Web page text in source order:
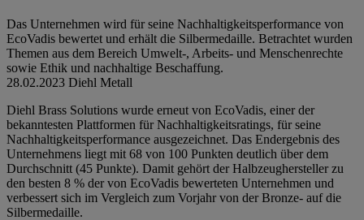
Das Unternehmen wird für seine Nachhaltigkeitsperformance von
EcoVadis bewertet und erhält die Silbermedaille. Betrachtet wurden
Themen aus dem Bereich Umwelt-, Arbeits- und Menschenrechte
sowie Ethik und nachhaltige Beschaffung.
28.02.2023 Diehl Metall
Diehl Brass Solutions wurde erneut von EcoVadis, einer der
bekanntesten Plattformen für Nachhaltigkeitsratings, für seine
Nachhaltigkeitsperformance ausgezeichnet. Das Endergebnis des
Unternehmens liegt mit 68 von 100 Punkten deutlich über dem
Durchschnitt (45 Punkte). Damit gehört der Halbzeughersteller zu
den besten 8 % der von EcoVadis bewerteten Unternehmen und
verbessert sich im Vergleich zum Vorjahr von der Bronze- auf die
Silbermedaille.